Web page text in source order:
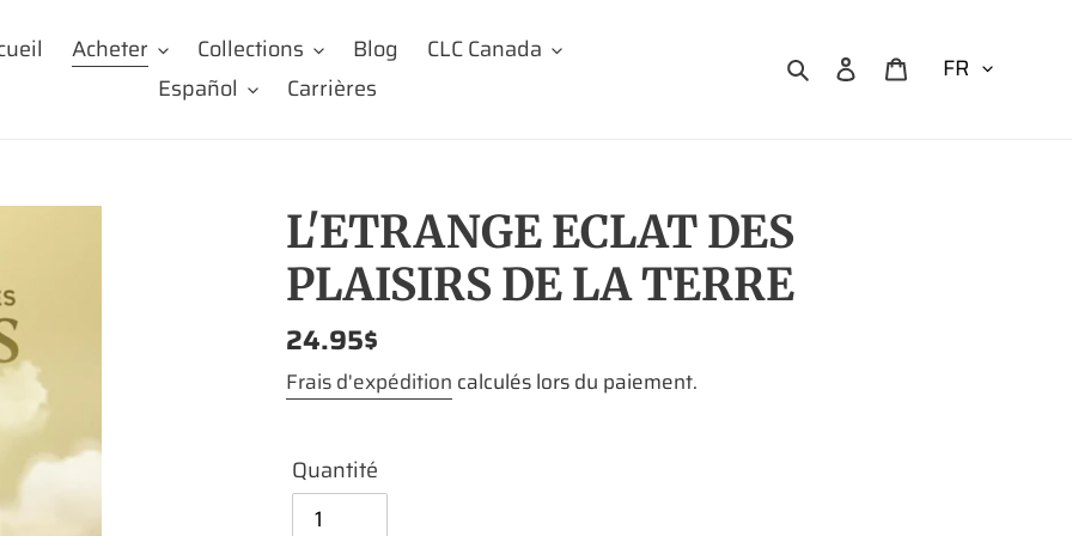
Acheter Collections Blog
CLC Canada
Español
Carrières
RechercherSe connecter
Panier
L'ETRANGE ECLAT DES
PLAISIRS DE LA TERRE
Prix
normal
24.95$
Frais d'expédition calculés lors du paiement.
Quantité